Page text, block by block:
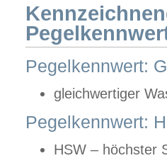
Pegelkennwert:
gleichwertiger
Pegelkennwert:
HSW – höchster